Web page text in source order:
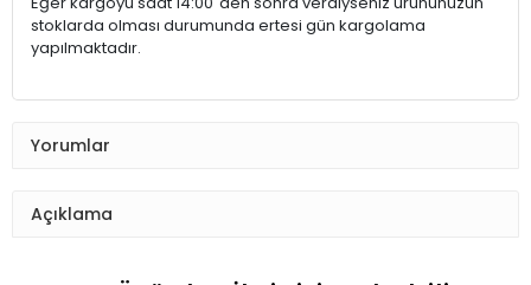
stoklarda olması durumunda ertesi gün kargolama
yapılmaktadır.
Yorumlar
Açıklama